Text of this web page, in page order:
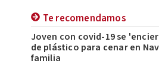
Te recomendamos
Joven con covid-19 se
de plástico para cenar en
familia